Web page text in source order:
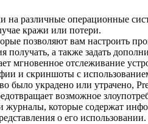
на различные операционные
кражи или потери.
позволяют вам настроить
а также задать
мгновенное отслеживание
и скриншоты с
было украдено или утрачено,
возможное
журналы, которые содержат
о его использовании.